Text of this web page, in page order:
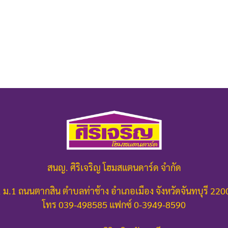
สนญ. ศิริเจริญ โฮมสแตนดาร์ด จำกัด
ม.1 ถนนตากสิน ตำบลท่าช้าง อำเภอเมือง จังหวัดจันทบุรี
โทร 039-498585 แฟกซ์ 0-3949-8590